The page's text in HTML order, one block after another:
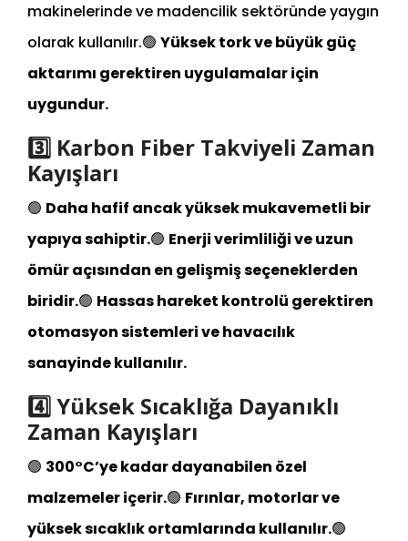
makinelerinde ve madencilik sektöründe yaygın
olarak kullanılır.🟢 Yüksek tork ve büyük güç
aktarımı gerektiren uygulamalar için
uygundur.
3️⃣ Karbon Fiber Takviyeli Zaman
Kayışları
🟢 Daha hafif ancak yüksek mukavemetli bir
yapıya sahiptir.🟢 Enerji verimliliği ve uzun
ömür açısından en gelişmiş seçeneklerden
biridir.🟢 Hassas hareket kontrolü gerektiren
otomasyon sistemleri ve havacılık
sanayinde kullanılır.
4️⃣ Yüksek Sıcaklığa Dayanıklı
Zaman Kayışları
🟢 300°C’ye kadar dayanabilen özel
malzemeler içerir.🟢 Fırınlar, motorlar ve
yüksek sıcaklık ortamlarında kullanılır.🟢